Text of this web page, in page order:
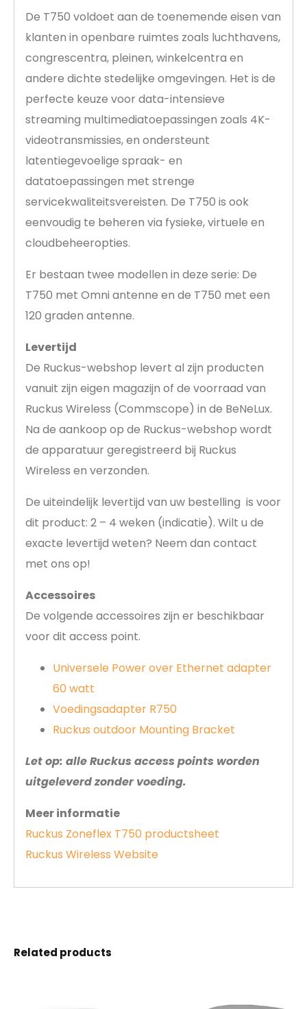
De T750 voldoet aan de toenemende eisen van
klanten in openbare ruimtes zoals luchthavens,
congrescentra, pleinen, winkelcentra en
andere dichte stedelijke omgevingen. Het is de
perfecte keuze voor data-intensieve
streaming multimediatoepassingen zoals 4K-
videotransmissies, en ondersteunt
latentiegevoelige spraak- en
datatoepassingen met strenge
servicekwaliteitsvereisten. De T750 is ook
eenvoudig te beheren via fysieke, virtuele en
cloudbeheeropties.
Er bestaan twee modellen in deze serie: De
T750 met Omni antenne en de T750 met een
120 graden antenne.
Levertijd
De Ruckus-webshop levert al zijn producten
vanuit zijn eigen magazijn of de voorraad van
Ruckus Wireless (Commscope) in de BeNeLux.
Na de aankoop op de Ruckus-webshop wordt
de apparatuur geregistreerd bij Ruckus
Wireless en verzonden.
De uiteindelijk levertijd van uw bestelling is voor
dit product: 2 – 4 weken (indicatie). Wilt u de
exacte levertijd weten? Neem dan contact
met ons op!
Accessoires
De volgende accessoires zijn er beschikbaar
voor dit access point.
Universele Power over Ethernet adapter
60 watt
Voedingsadapter R750
Ruckus outdoor Mounting Bracket
Let op: alle Ruckus access points worden
uitgeleverd zonder voeding.
Meer informatie
Ruckus Zoneflex T750 productsheet
Ruckus Wireless Website
Related products